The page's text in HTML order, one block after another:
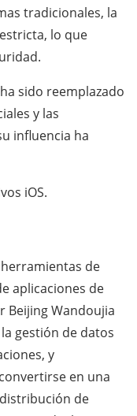
tradicionales, la
lo que
sido reemplazado
y las
influencia ha
iOS.
de
aplicaciones de
Beijing Wandoujia
gestión de datos
y
en una
de